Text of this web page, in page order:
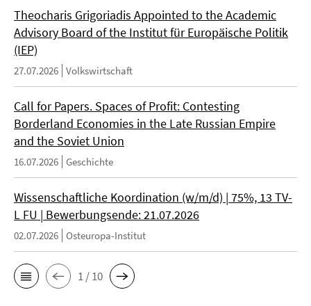
Theocharis Grigoriadis Appointed to the Academic
Advisory Board of the Institut für Europäische Politik
(IEP)
27.07.2026 Volkswirtschaft
Call for Papers. Spaces of Profit: Contesting
Borderland Economies in the Late Russian Empire
and the Soviet Union
16.07.2026 Geschichte
Wissenschaftliche Koordination (w/m/d) | 75%, 13 TV-
L FU | Bewerbungsende: 21.07.2026
02.07.2026 Osteuropa-Institut
1 / 10